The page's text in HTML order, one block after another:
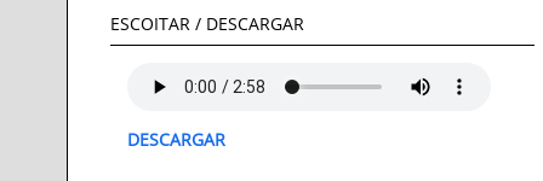
ESCOITAR / DESCARGAR
DESCARGAR